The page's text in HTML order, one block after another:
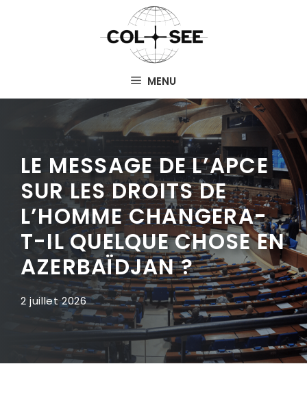
MENU
LE MESSAGE DE L’APCE
SUR LES DROITS DE
L’HOMME CHANGERA-
T-IL QUELQUE CHOSE EN
AZERBAÏDJAN ?
2 juillet 2026